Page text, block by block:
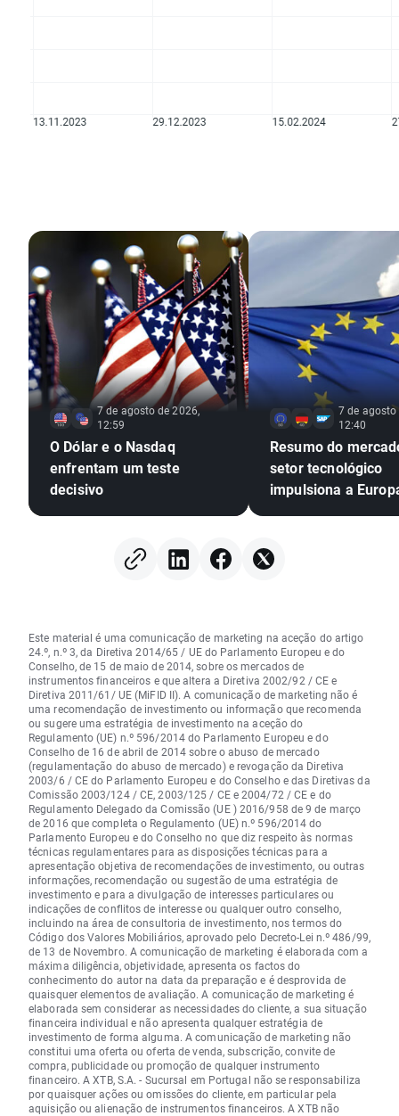
7 de agosto de 2026,
12:59
O Dólar e o Nasdaq
enfrentam um teste
decisivo
7 de agosto
12:40
Resumo do
setor tecnológico
impulsiona a
alta, apesar da
Este material é uma comunicação de marketing na aceção do artigo
24.º, n.º 3, da Diretiva 2014/65 / UE do Parlamento Europeu e do
Conselho, de 15 de maio de 2014, sobre os mercados de
instrumentos financeiros e que altera a Diretiva 2002/92 / CE e
Diretiva 2011/61/ UE (MiFID II). A comunicação de marketing não é
uma recomendação de investimento ou informação que recomenda
ou sugere uma estratégia de investimento na aceção do
Regulamento (UE) n.º 596/2014 do Parlamento Europeu e do
Conselho de 16 de abril de 2014 sobre o abuso de mercado
(regulamentação do abuso de mercado) e revogação da Diretiva
2003/6 / CE do Parlamento Europeu e do Conselho e das Diretivas da
Comissão 2003/124 / CE, 2003/125 / CE e 2004/72 / CE e do
Regulamento Delegado da Comissão (UE ) 2016/958 de 9 de março
de 2016 que completa o Regulamento (UE) n.º 596/2014 do
Parlamento Europeu e do Conselho no que diz respeito às normas
técnicas regulamentares para as disposições técnicas para a
apresentação objetiva de recomendações de investimento, ou outras
informações, recomendação ou sugestão de uma estratégia de
investimento e para a divulgação de interesses particulares ou
indicações de conflitos de interesse ou qualquer outro conselho,
incluindo na área de consultoria de investimento, nos termos do
Código dos Valores Mobiliários, aprovado pelo Decreto-Lei n.º 486/99,
de 13 de Novembro. A comunicação de marketing é elaborada com a
máxima diligência, objetividade, apresenta os factos do
conhecimento do autor na data da preparação e é desprovida de
quaisquer elementos de avaliação. A comunicação de marketing é
elaborada sem considerar as necessidades do cliente, a sua situação
financeira individual e não apresenta qualquer estratégia de
investimento de forma alguma. A comunicação de marketing não
constitui uma oferta ou oferta de venda, subscrição, convite de
compra, publicidade ou promoção de qualquer instrumento
financeiro. A XTB, S.A. - Sucursal em Portugal não se responsabiliza
por quaisquer ações ou omissões do cliente, em particular pela
aquisição ou alienação de instrumentos financeiros. A XTB não